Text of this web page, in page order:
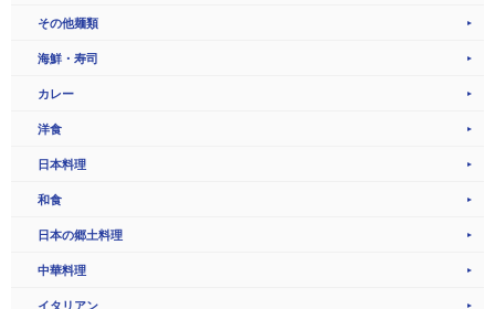
その他麺類
海鮮・寿司
カレー
洋食
日本料理
和食
日本の郷土料理
中華料理
イタリアン